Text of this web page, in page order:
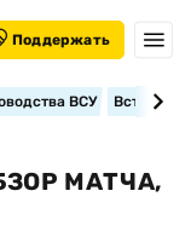
Поддержать
ВСУ
МАТЧА,